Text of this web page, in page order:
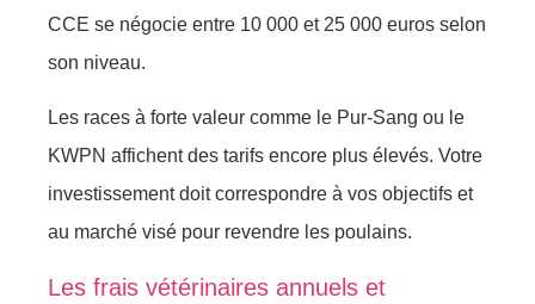
CCE se négocie entre 10 000 et 25 000 euros selon
son niveau.
Les races à forte valeur comme le Pur-Sang ou le
KWPN affichent des tarifs encore plus élevés. Votre
investissement doit correspondre à vos objectifs et
au marché visé pour revendre les poulains.
Les frais vétérinaires annuels et